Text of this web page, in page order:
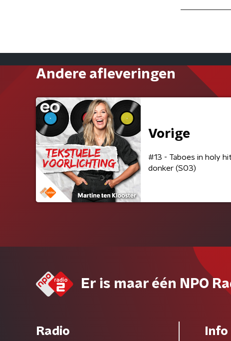
Andere afleveringen
Vorige
#13 - Taboes in holy
donker (S03)
Er is maar één NPO
Radio Info